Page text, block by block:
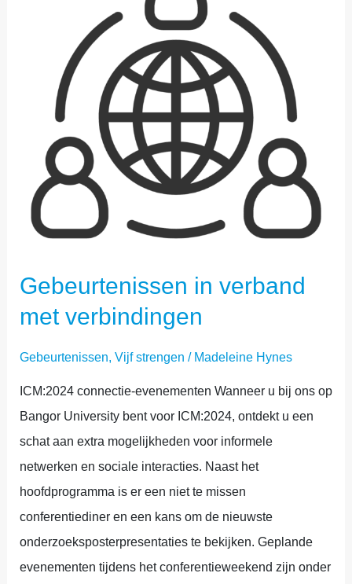
Gebeurtenissen in verband
met verbindingen
Gebeurtenissen, Vijf strengen / Madeleine Hynes
ICM:2024 connectie-evenementen Wanneer u bij ons op
Bangor University bent voor ICM:2024, ontdekt u een
schat aan extra mogelijkheden voor informele
netwerken en sociale interacties. Naast het
hoofdprogramma is er een niet te missen
conferentiediner en een kans om de nieuwste
onderzoeksposterpresentaties te bekijken. Geplande
evenementen tijdens het conferentieweekend zijn onder
MET
VERBINDINGEN